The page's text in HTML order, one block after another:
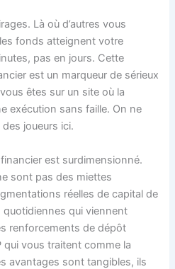
Là où d’autres vous
fonds atteignent votre
pas en jours. Cette
est un marqueur de sérieux
êtes sur un site où la
exécution sans faille. On ne
joueurs ici.
est surdimensionné.
sont pas des miettes
réelles de capital de
qui viennent
renforcements de dépôt
qui vous traitent comme la
avantages sont tangibles, ils